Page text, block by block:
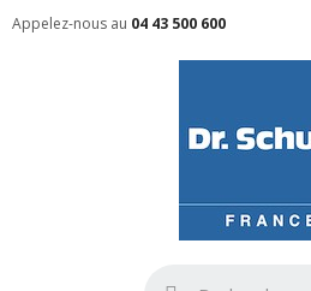
Appelez-nous au 04 43 500 600